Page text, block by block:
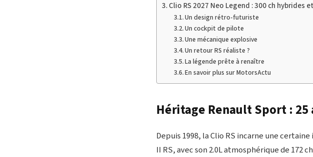
Clio RS 2027 Neo Legend : 300 ch hybrides
Un design rétro-futuriste
Un cockpit de pilote
Une mécanique explosive
Un retour RS réaliste ?
La légende prête à renaître
En savoir plus sur MotorsActu
Héritage Renault Sport : 25
Depuis 1998, la Clio RS incarne une
II RS, avec son 2.0L atmosphérique de 172